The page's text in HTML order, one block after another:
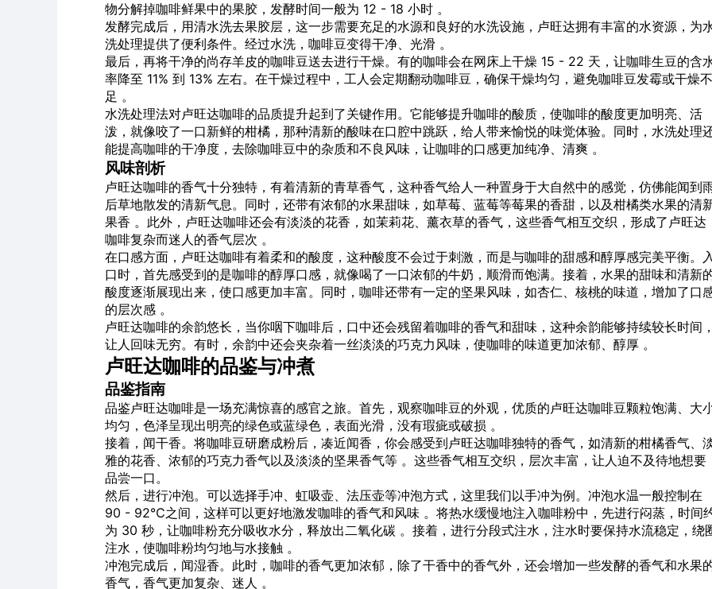
物分解掉咖啡鲜果中的果胶，发酵时间一般为 12 - 18 小时 。
发酵完成后，用清水洗去果胶层，这一步需要充足的水源和良好的水洗设施，卢旺达拥有丰富的水资源，为
洗处理提供了便利条件。经过水洗，咖啡豆变得干净、光滑 。
最后，再将干净的尚存羊皮的咖啡豆送去进行干燥。有的咖啡会在网床上干燥 15 - 22 天，让咖啡生豆的含
率降至 11% 到 13% 左右。在干燥过程中，工人会定期翻动咖啡豆，确保干燥均匀，避免咖啡豆发霉或干燥不
足 。
水洗处理法对卢旺达咖啡的品质提升起到了关键作用。它能够提升咖啡的酸质，使咖啡的酸度更加明亮、活
泼，就像咬了一口新鲜的柑橘，那种清新的酸味在口腔中跳跃，给人带来愉悦的味觉体验。同时，水洗处理
能提高咖啡的干净度，去除咖啡豆中的杂质和不良风味，让咖啡的口感更加纯净、清爽 。
风味剖析
卢旺达咖啡的香气十分独特，有着清新的青草香气，这种香气给人一种置身于大自然中的感觉，仿佛能闻到
后草地散发的清新气息。同时，还带有浓郁的水果甜味，如草莓、蓝莓等莓果的香甜，以及柑橘类水果的清
果香 。此外，卢旺达咖啡还会有淡淡的花香，如茉莉花、薰衣草的香气，这些香气相互交织，形成了卢旺达
咖啡复杂而迷人的香气层次 。
在口感方面，卢旺达咖啡有着柔和的酸度，这种酸度不会过于刺激，而是与咖啡的甜感和醇厚感完美平衡。
口时，首先感受到的是咖啡的醇厚口感，就像喝了一口浓郁的牛奶，顺滑而饱满。接着，水果的甜味和清新
酸度逐渐展现出来，使口感更加丰富。同时，咖啡还带有一定的坚果风味，如杏仁、核桃的味道，增加了口
的层次感 。
卢旺达咖啡的余韵悠长，当你咽下咖啡后，口中还会残留着咖啡的香气和甜味，这种余韵能够持续较长时间，
让人回味无穷。有时，余韵中还会夹杂着一丝淡淡的巧克力风味，使咖啡的味道更加浓郁、醇厚 。
卢旺达咖啡的品鉴与冲煮
品鉴指南
品鉴卢旺达咖啡是一场充满惊喜的感官之旅。首先，观察咖啡豆的外观，优质的卢旺达咖啡豆颗粒饱满、大
均匀，色泽呈现出明亮的绿色或蓝绿色，表面光滑，没有瑕疵或破损 。
接着，闻干香。将咖啡豆研磨成粉后，凑近闻香，你会感受到卢旺达咖啡独特的香气，如清新的柑橘香气、
雅的花香、浓郁的巧克力香气以及淡淡的坚果香气等 。这些香气相互交织，层次丰富，让人迫不及待地想要
品尝一口。
然后，进行冲泡。可以选择手冲、虹吸壶、法压壶等冲泡方式，这里我们以手冲为例。冲泡水温一般控制在
90 - 92℃之间，这样可以更好地激发咖啡的香气和风味 。将热水缓慢地注入咖啡粉中，先进行闷蒸，时间
为 30 秒，让咖啡粉充分吸收水分，释放出二氧化碳 。接着，进行分段式注水，注水时要保持水流稳定，绕
注水，使咖啡粉均匀地与水接触 。
冲泡完成后，闻湿香。此时，咖啡的香气更加浓郁，除了干香中的香气外，还会增加一些发酵的香气和水果
香气，香气更加复杂、迷人 。